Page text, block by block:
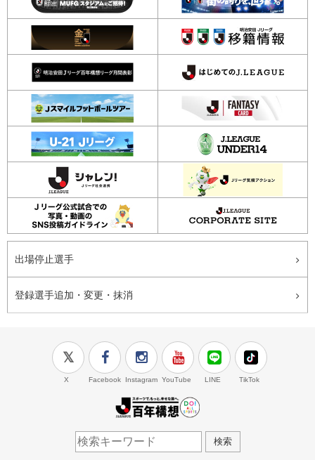
出場停止選手
登録選手追加・変更・抹消
X Facebook Instagram YouTube LINE TikTok
検索